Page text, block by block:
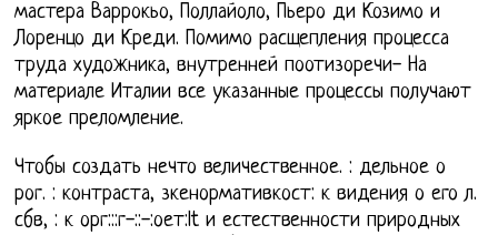
мастера Варрокьо, Поллайоло, Пьеро ди Козимо и
Лоренцо ди Креди. Помимо расщепления процесса
труда художника, внутренней поотизоречи- На
материале Италии все указанные процессы получают
яркое преломление.
Чтобы создать нечто величественное. : дельное о
рог. : контраста, зкенормативкост: к видения о его л.
сбв, : к орг:::г-::-:оет:lt и естественности природных